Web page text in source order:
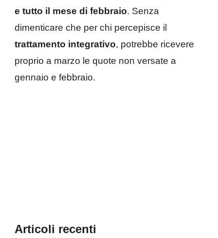
e tutto il mese di febbraio. Senza
dimenticare che per chi percepisce il
trattamento integrativo, potrebbe ricevere
proprio a marzo le quote non versate a
gennaio e febbraio.
Articoli recenti